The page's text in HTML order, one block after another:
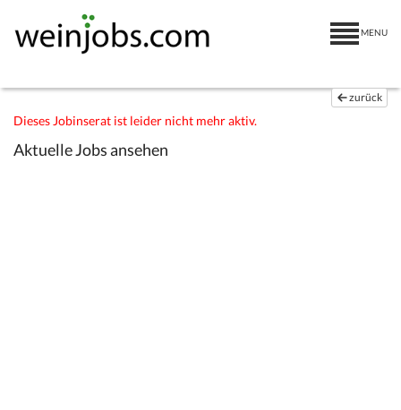
MENU
zurück
Dieses Jobinserat ist leider nicht mehr aktiv.
Aktuelle Jobs ansehen